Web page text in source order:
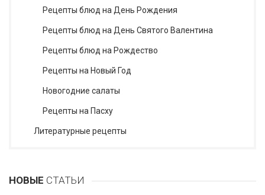
Рецепты блюд на День Рождения
Рецепты блюд на День Святого Валентина
Рецепты блюд на Рождество
Рецепты на Новый Год
Новогодние салаты
Рецепты на Пасху
Литературные рецепты
НОВЫЕ СТАТЬИ